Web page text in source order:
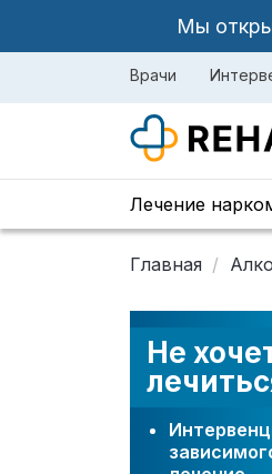
Мы
Врачи
Лечение
Главная
Не